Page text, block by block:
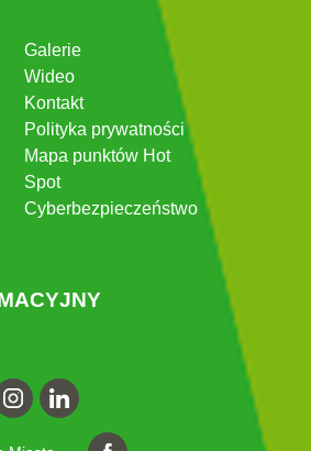
Galerie
Wideo
Kontakt
Polityka prywatności
Mapa punktów Hot
Spot
Cyberbezpieczeństwo